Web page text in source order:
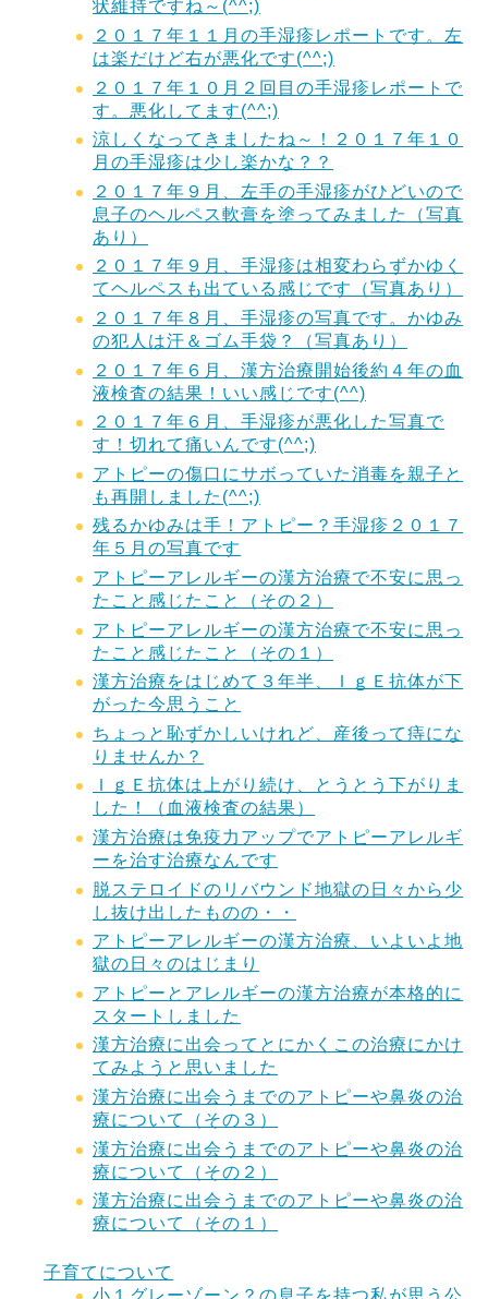
状維持ですね～(^^;)
２０１７年１１月の手湿疹レポートです。左
は楽だけど右が悪化です(^^;)
２０１７年１０月２回目の手湿疹レポートで
す。悪化してます(^^;)
涼しくなってきましたね～！２０１７年１０
月の手湿疹は少し楽かな？？
２０１７年９月、左手の手湿疹がひどいので
息子のヘルペス軟膏を塗ってみました（写真
あり）
２０１７年９月、手湿疹は相変わらずかゆく
てヘルペスも出ている感じです（写真あり）
２０１７年８月、手湿疹の写真です。かゆみ
の犯人は汗＆ゴム手袋？（写真あり）
２０１７年６月、漢方治療開始後約４年の血
液検査の結果！いい感じです(^^)
２０１７年６月、手湿疹が悪化した写真で
す！切れて痛いんです(^^;)
アトピーの傷口にサボっていた消毒を親子と
も再開しました(^^;)
残るかゆみは手！アトピー？手湿疹２０１７
年５月の写真です
アトピーアレルギーの漢方治療で不安に思っ
たこと感じたこと（その２）
アトピーアレルギーの漢方治療で不安に思っ
たこと感じたこと（その１）
漢方治療をはじめて３年半、ＩｇＥ抗体が下
がった今思うこと
ちょっと恥ずかしいけれど、産後って痔にな
りませんか？
ＩｇＥ抗体は上がり続け、とうとう下がりま
した！（血液検査の結果）
漢方治療は免疫力アップでアトピーアレルギ
ーを治す治療なんです
脱ステロイドのリバウンド地獄の日々から少
し抜け出したものの・・
アトピーアレルギーの漢方治療、いよいよ地
獄の日々のはじまり
アトピーとアレルギーの漢方治療が本格的に
スタートしました
漢方治療に出会ってとにかくこの治療にかけ
てみようと思いました
漢方治療に出会うまでのアトピーや鼻炎の治
療について（その３）
漢方治療に出会うまでのアトピーや鼻炎の治
療について（その２）
漢方治療に出会うまでのアトピーや鼻炎の治
療について（その１）
子育てについて
小１グレーゾーン？の息子を持つ私が思う公